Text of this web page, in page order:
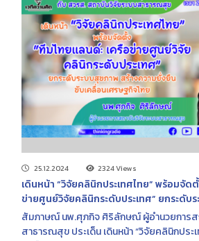
25.12.2024 2324 Views
เดินหน้า “วิจัยคลินิกประเทศไทย” พร้อมจัด
ข่ายศูนย์วิจัยคลินิกระดับประเทศ” ยกระดับ
ความยั่งยืน ขับเคลื่อนเศรษฐกิจไทย | FM 96.5 MHz | เวทีความคิด |
25 ธ.ค. 2567
สัมภาษณ์ นพ.ศุภกิจ ศิริลักษณ์ ผู้อำนวยการส
สาธารณสุข ประเด็น เดินหน้า “วิจัยคลินิกปร